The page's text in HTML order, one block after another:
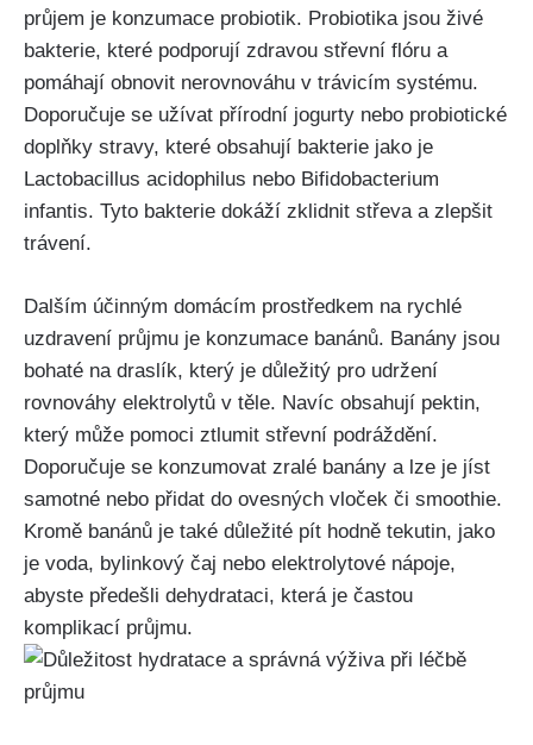
průjem je konzumace ⁣probiotik. Probiotika jsou živé
bakterie, které podporují zdravou střevní flóru a
pomáhají obnovit nerovnováhu v trávicím systému.
Doporučuje se užívat přírodní jogurty nebo probiotické
doplňky stravy, které obsahují⁤ bakterie jako je
⁤Lactobacillus acidophilus nebo Bifidobacterium
infantis. Tyto bakterie​ dokáží zklidnit střeva a zlepšit⁣
trávení.
Dalším účinným domácím prostředkem ​na rychlé
uzdravení průjmu je konzumace banánů. Banány jsou
bohaté na draslík, který je důležitý pro udržení
rovnováhy elektrolytů v těle. Navíc obsahují pektin,
který může pomoci ztlumit střevní podráždění.
Doporučuje se ⁤konzumovat zralé banány a lze je ⁢jíst
samotné nebo přidat do ovesných vloček či smoothie.
Kromě banánů je také důležité pít hodně tekutin,​ jako
je ⁤voda, ⁢bylinkový čaj nebo elektrolytové ‌nápoje,
abyste předešli dehydrataci, která je častou
komplikací průjmu.